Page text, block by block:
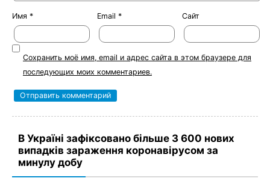
Имя * Email * Сайт
Сохранить моё имя, email и адрес сайта в этом браузере для
последующих моих комментариев.
В Україні зафіксовано більше 3 600 нових
випадків зараження коронавірусом за
минулу добу